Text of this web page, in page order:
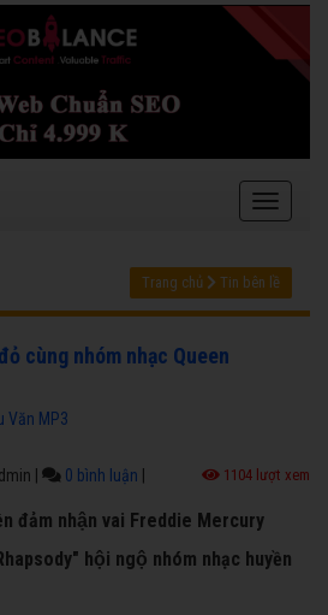
Trang chủ Tin bên lề
cùng nhóm nhạc Queen
Văn MP3
0 bình luận 1104 lượt xem
đảm nhận vai Freddie Mercury
hội ngộ nhóm nhạc huyền